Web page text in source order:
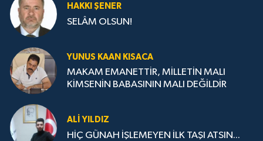
HAKKI ŞENER
SELÂM OLSUN!
YUNUS KAAN KISACA
MAKAM EMANETTİR, MİLLETİN MALI
KİMSENİN BABASININ MALI DEĞİLDİR
ALI YILDIZ
HİÇ GÜNAH İŞLEMEYEN İLK TAŞI ATSIN...